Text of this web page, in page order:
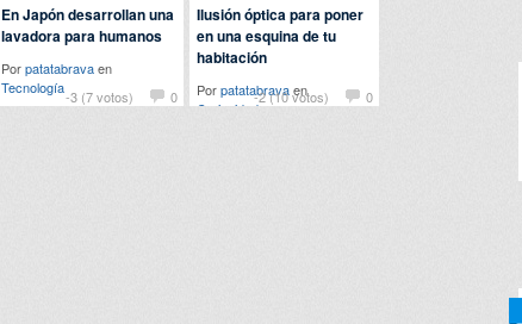
-3 (7 votos) 0
En Japón desarrollan una
lavadora para humanos
Porpatatabravaen
Tecnología
-2 (10 votos) 0
Ilusión óptica para poner
en una esquina de tu
habitación
Porpatatabravaen
Curiosidades